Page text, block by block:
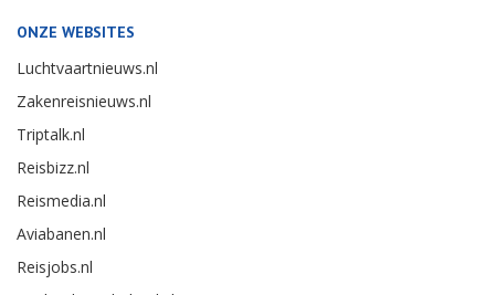
ONZE WEBSITES
Luchtvaartnieuws.nl
Zakenreisnieuws.nl
Triptalk.nl
Reisbizz.nl
Reismedia.nl
Aviabanen.nl
Reisjobs.nl